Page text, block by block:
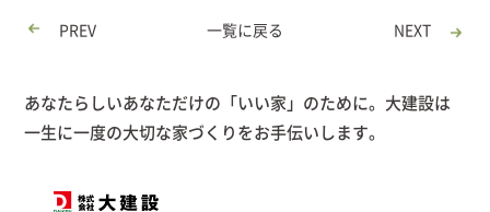
PREV 一覧に戻る NEXT
あなたらしいあなただけの「いい家」のために。大建設は
一生に一度の大切な家づくりをお手伝いします。